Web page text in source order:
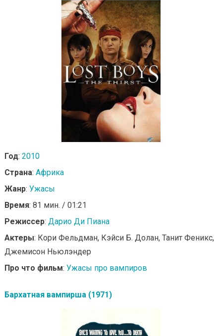
Год: 2010
Страна: Африка
Жанр: Ужасы
Время: 81 мин. / 01:21
Режиссер: Дарио Ди Пиана
Актеры: Кори Фельдман, Кэйси Б. Долан, Танит Феникс,
Джемисон Ньюлэндер
Про что фильм: Ужасы про вампиров
Бархатная вампирша (1971)